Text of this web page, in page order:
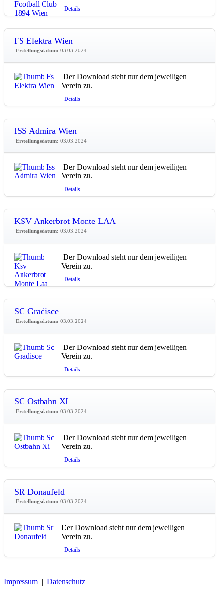
Details
FS Elektra Wien
Erstellungsdatum: 03.03.2024
Der Download steht nur dem jeweiligen
Verein zu.
Details
ISS Admira Wien
Erstellungsdatum: 03.03.2024
Der Download steht nur dem jeweiligen
Verein zu.
Details
KSV Ankerbrot Monte LAA
Erstellungsdatum: 03.03.2024
Der Download steht nur dem jeweiligen
Verein zu.
Details
SC Gradisce
Erstellungsdatum: 03.03.2024
Der Download steht nur dem jeweiligen
Verein zu.
Details
SC Ostbahn XI
Erstellungsdatum: 03.03.2024
Der Download steht nur dem jeweiligen
Verein zu.
Details
SR Donaufeld
Erstellungsdatum: 03.03.2024
Der Download steht nur dem jeweiligen
Verein zu.
Details
Impressum | Datenschutz